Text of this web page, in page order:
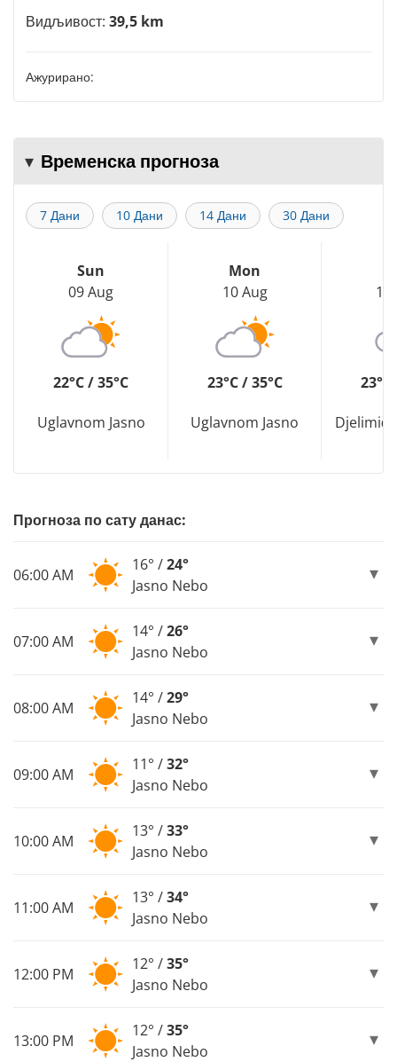
Видљивост: 39,5 km
Ажурирано:
Временска прогноза
7 Дани 10 Дани 14 Дани 30 Дани
Sun
09 Aug
22°C / 35°C
Uglavnom Jasno
Mon
10 Aug
23°C / 35°C
Uglavnom Jasno
11
23°C
Прогноза по сату данас:
06:00 AM
16° /24°
Jasno Nebo
07:00 AM
14° /26°
Jasno Nebo
08:00 AM
14° /29°
Jasno Nebo
09:00 AM
11° /32°
Jasno Nebo
10:00 AM
13° /33°
Jasno Nebo
11:00 AM
13° /34°
Jasno Nebo
12:00 PM
12° /35°
Jasno Nebo
13:00 PM
12° /35°
Jasno Nebo